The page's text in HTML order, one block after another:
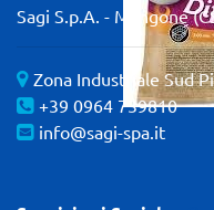
Sagi S.p.A. - Mangone
Zona Industriale Sud
+39 0964 739810
info@sagi-spa.it